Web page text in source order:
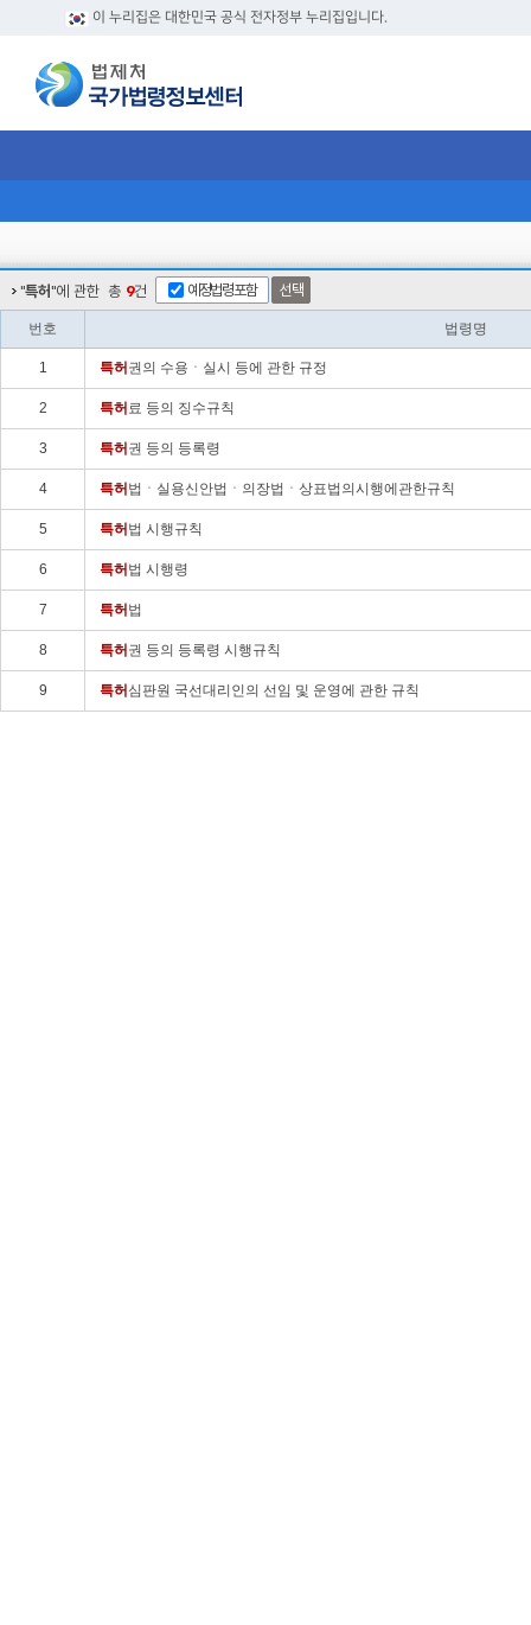
이 누리집은 대한민국 공식 전자정부 누리집입니다.
"특허"에 관한 총 9건 예정법령포함 선택
번호 법령명
1 특허 권의 수용ㆍ실시 등에 관한 규정
2 특허 료 등의 징수규칙
3 특허 권 등의 등록령
4 특허 법ㆍ실용신안법ㆍ의장법ㆍ상표법의시행에관한규칙
5 특허 법 시행규칙
6 특허 법 시행령
7 특허 법
8 특허 권 등의 등록령 시행규칙
9 특허 심판원 국선대리인의 선임 및 운영에 관한 규칙